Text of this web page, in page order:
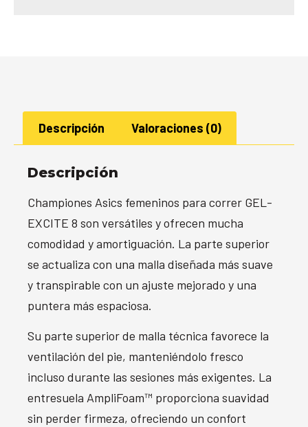
Descripción Valoraciones (0)
Descripción
Championes Asics femeninos para correr GEL-
EXCITE 8 son versátiles y ofrecen mucha
comodidad y amortiguación. La parte superior
se actualiza con una malla diseñada más suave
y transpirable con un ajuste mejorado y una
puntera más espaciosa.
Su parte superior de malla técnica favorece la
ventilación del pie, manteniéndolo fresco
incluso durante las sesiones más exigentes. La
entresuela AmpliFoam™ proporciona suavidad
sin perder firmeza, ofreciendo un confort